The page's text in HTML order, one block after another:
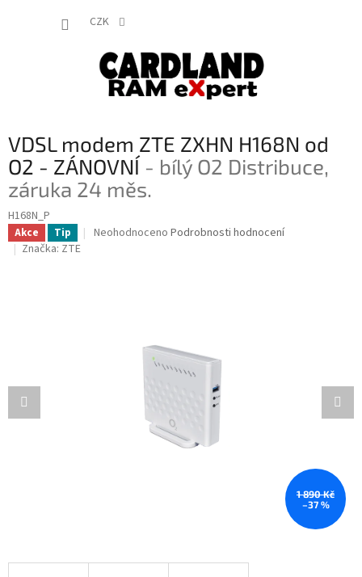
CZK
VDSL modem ZTE ZXHN H168N od
O2 - ZÁNOVNÍ - bílý O2 Distribuce,
záruka 24 měs.
H168N_P
Akce Tip
Průměrné
Neohodnoceno Podrobnosti hodnocení
Značka: ZTE
1 890 Kč
–37 %